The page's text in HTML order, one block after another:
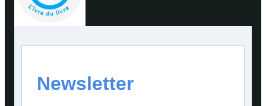
Newsletter